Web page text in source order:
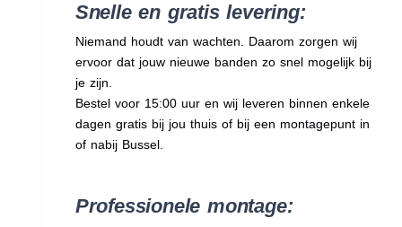
Snelle en gratis levering:
Niemand houdt van wachten. Daarom zorgen wij
ervoor dat jouw nieuwe banden zo snel mogelijk bij
je zijn.
Bestel voor 15:00 uur en wij leveren binnen enkele
dagen gratis bij jou thuis of bij een montagepunt in
of nabij Bussel.
Professionele montage: